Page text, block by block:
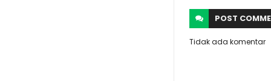
POST
Tidak ada komentar